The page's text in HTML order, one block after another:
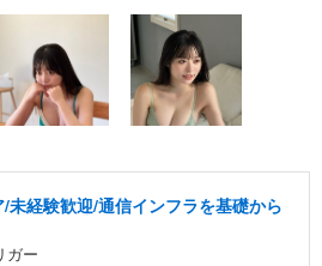
未経験歓迎/通信インフラを基礎から
ガー